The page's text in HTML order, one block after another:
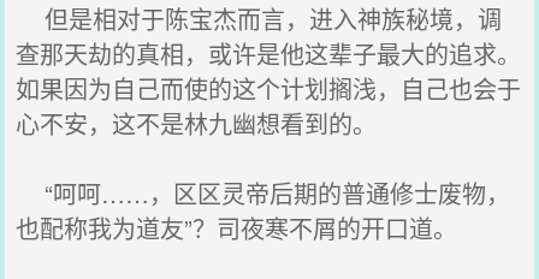
但是相对于陈宝杰而言，进入神族秘境，调
查那天劫的真相，或许是他这辈子最大的追求。
如果因为自己而使的这个计划搁浅，自己也会于
心不安，这不是林九幽想看到的。
“呵呵……，区区灵帝后期的普通修士废物，
也配称我为道友”？司夜寒不屑的开口道。